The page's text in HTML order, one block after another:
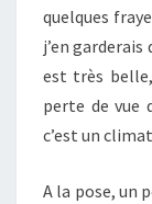
quelques
j’en
est très
perte de vue
c’est un
A la pose, un